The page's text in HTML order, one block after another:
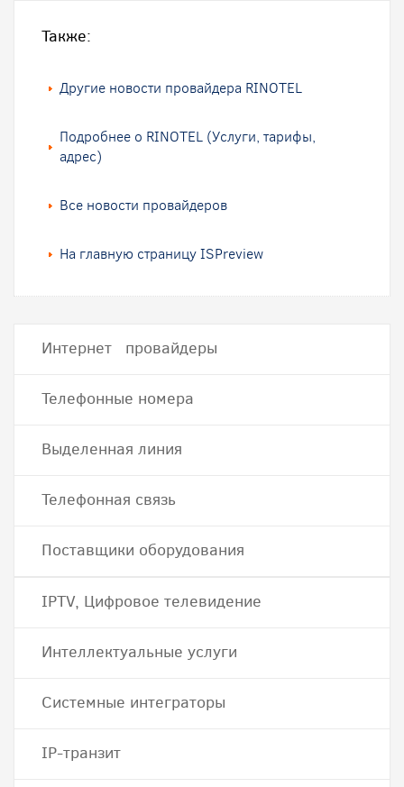
Также:
Другие новости провайдера RINOTEL
Подробнее о RINOTEL (Услуги, тарифы,
адрес)
Все новости провайдеров
На главную страницу ISPreview
Интернет провайдеры
Телефонные номера
Выделенная линия
Телефонная связь
Поставщики оборудования
IPTV, Цифровое телевидение
Интеллектуальные услуги
Системные интеграторы
IP-транзит